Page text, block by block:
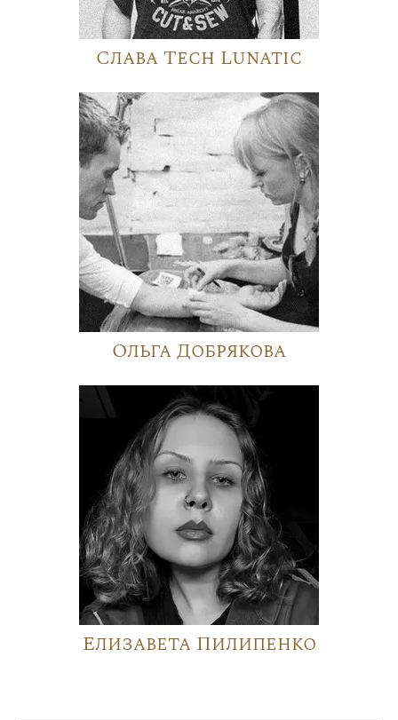
Слава Tech Lunatic
Ольга Добрякова
Елизавета Пилипенко